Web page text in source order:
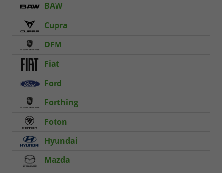
BAW
Cupra
DFM
Fiat
Ford
Forthing
Foton
Hyundai
Mazda